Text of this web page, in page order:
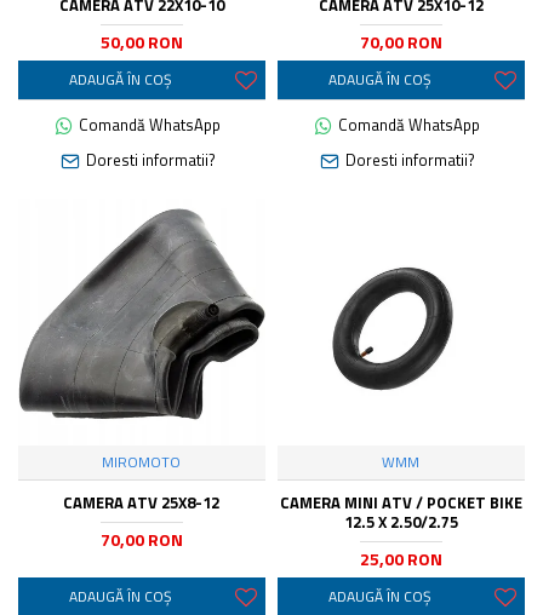
50,00 RON
ADAUGĂ ÎN COŞ
Comandă WhatsApp
Doresti informatii?
70,00 RON
ADAUGĂ ÎN COŞ
Comandă WhatsApp
Doresti informatii?
MIROMOTO
CAMERA ATV 25X8-12
70,00 RON
ADAUGĂ ÎN COŞ
WMM
CAMERA MINI ATV / POCKET BIKE
12.5 X 2.50/2.75
25,00 RON
ADAUGĂ ÎN COŞ